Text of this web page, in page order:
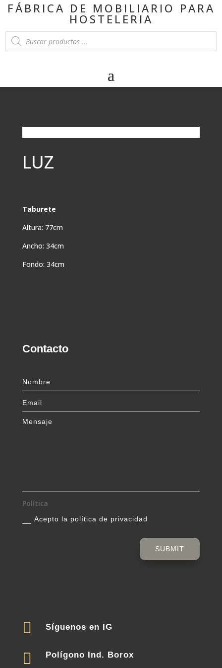
FÁBRICA DE MOBILIARIO PARA
HOSTELERIA
Products
search
LUZ
Taburete
Altura: 77cm
Ancho: 34cm
Fondo: 34cm
Contacto
Política
Acepto la política de privacidad
SUBMIT
 Síguenos en IG

Polígono Ind. Borox